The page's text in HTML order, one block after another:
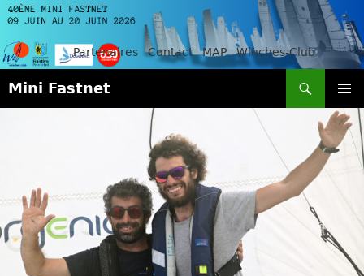
Partenaires Contact MAP Winches-Club
Mini Fastnet
MENU